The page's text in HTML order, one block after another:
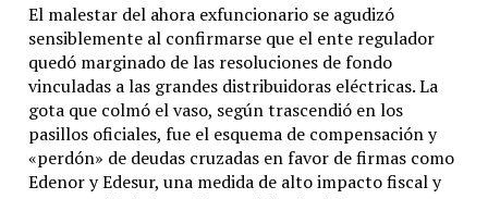
El malestar del ahora exfuncionario se agudizó
sensiblemente al confirmarse que el ente regulador
quedó marginado de las resoluciones de fondo
vinculadas a las grandes distribuidoras eléctricas.La
gota que colmó el vaso, según trascendió en los
pasillos oficiales, fue el esquema de compensación y
«perdón» de deudas cruzadas en favor de firmas como
Edenor y Edesur, una medida de alto impacto fiscal y